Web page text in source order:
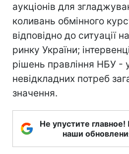
аукціонів для
коливань обмінного
відповідно до ситуації
ринку України;
рішень правління НБУ -
невідкладних потреб
значення.
Не упустите
наши